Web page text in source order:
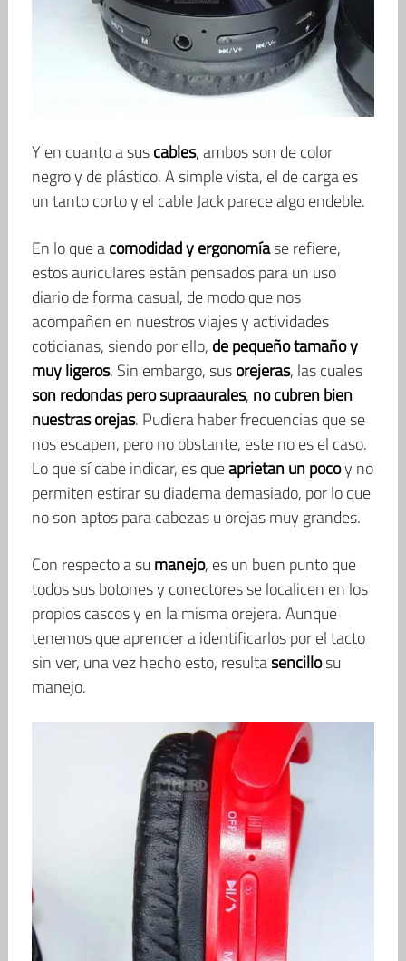
Y en cuanto a suscables, ambos son de color
negro y de plástico. A simple vista, el de carga es
un tanto corto y el cable Jack parece algo endeble.
En lo que acomodidad y ergonomíase refiere,
estos auriculares están pensados para un uso
diario de forma casual, de modo que nos
acompañen en nuestros viajes y actividades
cotidianas, siendo por ello, de pequeño tamaño y
muy ligeros. Sin embargo, susorejeras, las cuales
son redondas pero supraaurales, no cubren bien
nuestras orejas. Pudiera haber frecuencias que se
nos escapen, pero no obstante, este no es el caso.
Lo que sí cabe indicar, es queaprietan un pocoy no
permiten estirar su diadema demasiado, por lo que
no son aptos para cabezas u orejas muy grandes.
Con respecto a su manejo, es un buen punto que
todos sus botones y conectores se localicen en los
propios cascos y en la misma orejera. Aunque
tenemos que aprender a identificarlos por el tacto
sin ver, una vez hecho esto, resultasencillosu
manejo.